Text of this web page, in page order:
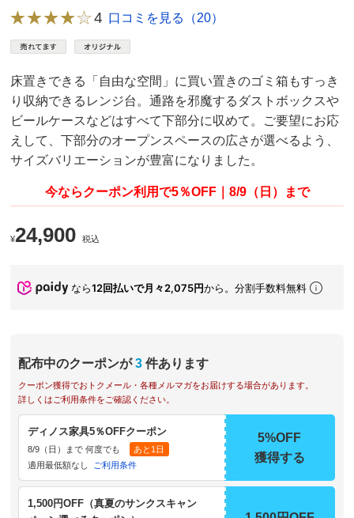
4 口コミを見る（20）
床置きできる「自由な空間」に買い置きのゴミ箱もすっき
り収納できるレンジ台。通路を邪魔するダストボックスや
ビールケースなどはすべて下部分に収めて。ご要望にお応
えして、下部分のオープンスペースの広さが選べるよう、
サイズバリエーションが豊富になりました。
今ならクーポン利用で5％OFF｜8/9（日）まで
¥24,900 税込
なら12回払いで月々2,075円から。分割手数料無料
配布中のクーポンが 3 件あります
クーポン獲得でおトクメール・各種メルマガをお届けする場合があります。
詳しくはご利用条件をご確認ください。
ディノス家具5％OFFクーポン
8/9（日）まで 何度でも
あと1日
適用最低額なし
ご利用条件
5%OFF
獲得する
1,500円OFF（真夏のサンクスキャン